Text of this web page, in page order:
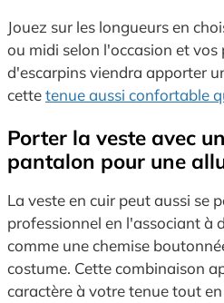
Jouez sur les longueurs en
ou midi selon l'occasion et vos
d'escarpins viendra apporter
cettetenue aussi confortable
Porter la veste avec
pantalon pour une
La veste en cuir peut aussi se
professionnel en l'associant à
comme une chemise
costume. Cette combinaison
caractère à votre tenue tout